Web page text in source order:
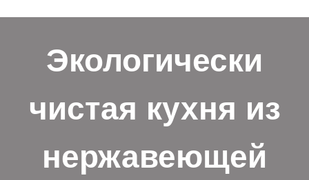
Экологически
чистая кухня из
нержавеющей